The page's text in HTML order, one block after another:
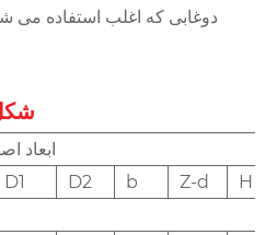
دوغابی که اغلب استفاده می
ابعاد
D1 D2 b Z-d
H